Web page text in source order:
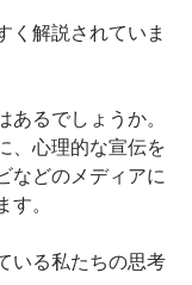
く解説されていま
るでしょうか。
、心理的な宣伝を
などのメディアに
。
いる私たちの思考